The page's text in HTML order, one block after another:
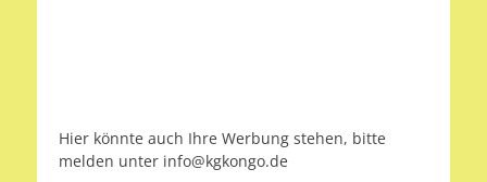
Hier könnte auch Ihre Werbung stehen, bitte
melden unter info@kgkongo.de